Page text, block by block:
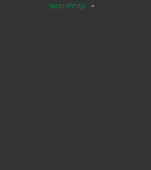
קהילת הנוער